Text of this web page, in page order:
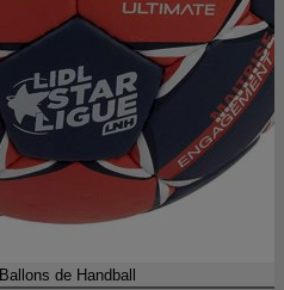
Ballons de Handball